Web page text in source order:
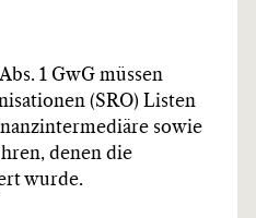
1 GwG müssen
(SRO) Listen
sowie
denen die
wurde.